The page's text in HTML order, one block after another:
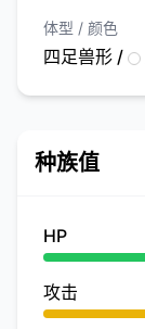
体型 / 颜色
四足兽形 /
种族值
HP
攻击